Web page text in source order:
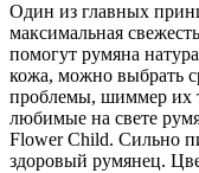
Один из главных
максимальная
помогут румяна
кожа, можно выбрать
проблемы, шиммер их
любимые на свете
Flower Child. Сильно
здоровый румянец.